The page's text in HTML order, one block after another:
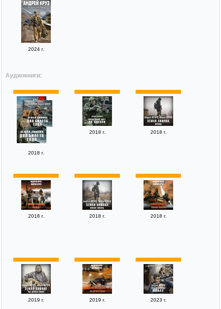
2024 г.
Аудиокниги:
2018 г.
2018 г. 2018 г.
2018 г. 2018 г. 2018 г.
2019 г. 2019 г. 2023 г.